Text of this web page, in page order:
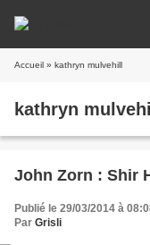
Accueil » kathryn mulvehill
kathryn
John Zorn : Shir
Publié le 29/03/2014 à
Par Grisli